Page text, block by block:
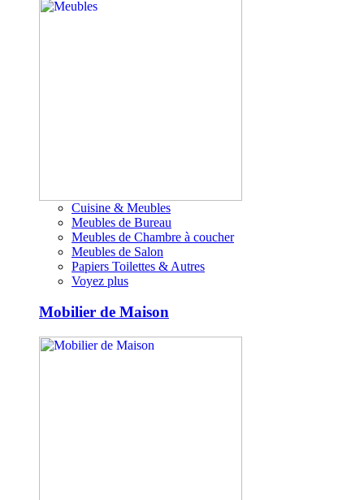
Cuisine & Meubles
Meubles de Bureau
Meubles de Chambre à coucher
Meubles de Salon
Papiers Toilettes & Autres
Voyez plus
Mobilier de Maison